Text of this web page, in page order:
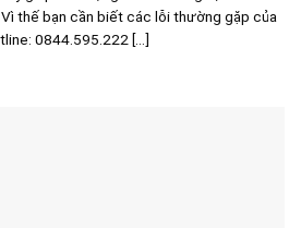
thế bạn cần biết các lỗi thường gặp của
0844.595.222 [...]